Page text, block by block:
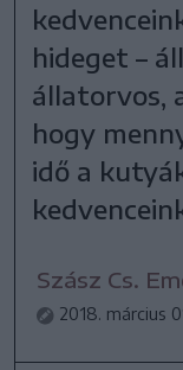
hideget –
állatorvos,
hogy
idő a
Szász Cs.
2018. március